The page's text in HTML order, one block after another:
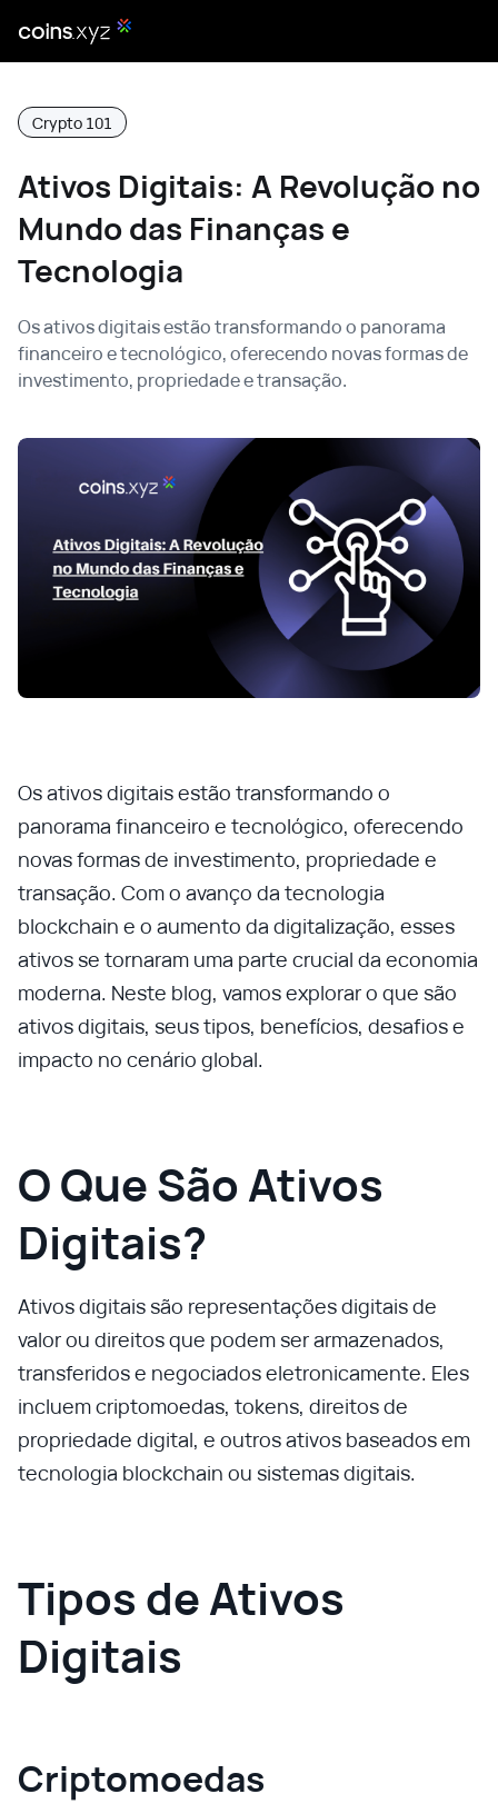
Crypto 101
Ativos Digitais: A Revolução no
Mundo das Finanças e
Tecnologia
Os ativos digitais estão transformando o panorama
financeiro e tecnológico, oferecendo novas formas de
investimento, propriedade e transação.
Os ativos digitais estão transformando o
panorama financeiro e tecnológico, oferecendo
novas formas de investimento, propriedade e
transação. Com o avanço da tecnologia
blockchain e o aumento da digitalização, esses
ativos se tornaram uma parte crucial da economia
moderna. Neste blog, vamos explorar o que são
ativos digitais, seus tipos, benefícios, desafios e
impacto no cenário global.
O Que São Ativos
Digitais?
Ativos digitais são representações digitais de
valor ou direitos que podem ser armazenados,
transferidos e negociados eletronicamente. Eles
incluem criptomoedas, tokens, direitos de
propriedade digital, e outros ativos baseados em
tecnologia blockchain ou sistemas digitais.
Tipos de Ativos
Digitais
Criptomoedas